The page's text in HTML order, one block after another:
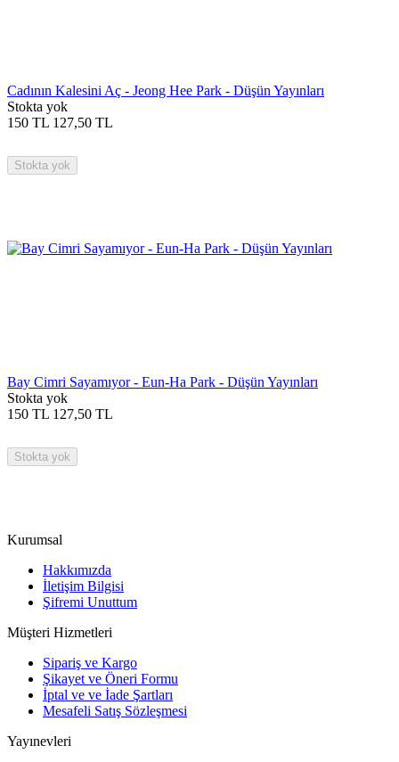
Cadının Kalesini Aç - Jeong Hee Park - Düşün Yayınları
Stokta yok
150 TL 127,50 TL
Stokta yok
Bay Cimri Sayamıyor - Eun-Ha Park - Düşün Yayınları
Stokta yok
150 TL 127,50 TL
Stokta yok
Kurumsal
Hakkımızda
İletişim Bilgisi
Şifremi Unuttum
Müşteri Hizmetleri
Sipariş ve Kargo
Şikayet ve Öneri Formu
İptal ve ve İade Şartları
Mesafeli Satış Sözleşmesi
Yayınevleri